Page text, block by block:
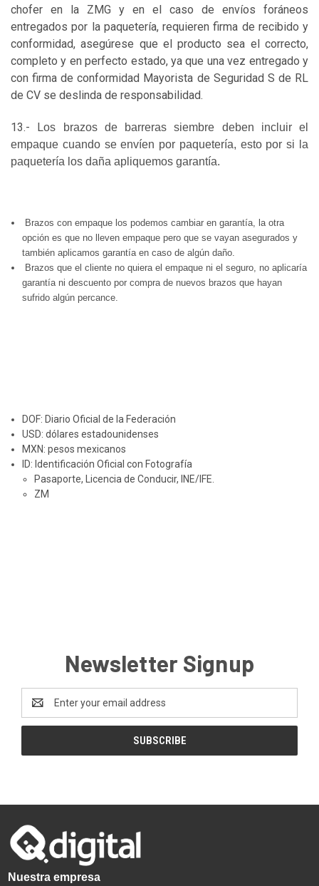
chofer en la ZMG y en el caso de envíos foráneos
entregados por la paquetería, requieren firma de recibido y
conformidad, asegúrese que el producto sea el correcto,
completo y en perfecto estado, ya que una vez entregado y
con firma de conformidad Mayorista de Seguridad S de RL
de CV se deslinda de responsabilidad.
13.- Los brazos de barreras siembre deben incluir el
empaque cuando se envíen por paquetería, esto por si la
paquetería los daña apliquemos garantía.
Brazos con empaque los podemos cambiar en garantía, la otra
opción es que no lleven empaque pero que se vayan asegurados y
también aplicamos garantía en caso de algún daño.
Brazos que el cliente no quiera el empaque ni el seguro, no aplicaría
garantía ni descuento por compra de nuevos brazos que hayan
sufrido algún percance.
DOF: Diario Oficial de la Federación
USD: dólares estadounidenses
MXN: pesos mexicanos
ID: Identificación Oficial con Fotografía
Pasaporte, Licencia de Conducir, INE/IFE.
ZM
Newsletter Signup
Address
Nuestra empresa